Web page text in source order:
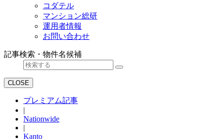
コダテル
マンション総研
運用者情報
お問い合わせ
記事検索・物件名候補
CLOSE
プレミアム記事
|
Nationwide
|
Kanto